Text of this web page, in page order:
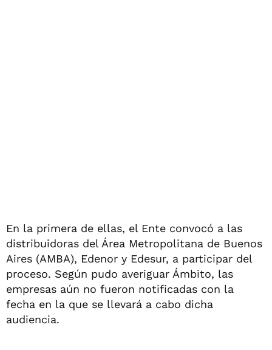
En la primera de ellas, el Ente convocó a las
distribuidoras del Área Metropolitana de Buenos
Aires (AMBA), Edenor y Edesur, a participar del
proceso. Según pudo averiguar Ámbito, las
empresas aún no fueron notificadas con la
fecha en la que se llevará a cabo dicha
audiencia.